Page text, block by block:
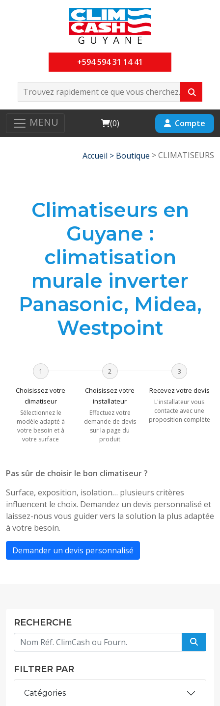
+594 594 31 14 41
MENU Cart
(0) Compte
Accueil > Boutique > CLIMATISEURS
Climatiseurs en
Guyane :
climatisation
murale inverter
Panasonic, Midea,
Westpoint
1
Choisissez votre
climatiseur
Sélectionnez le
modèle adapté à
votre besoin et à
votre surface
2
Choisissez votre
installateur
Effectuez votre
demande de devis
sur la page du
produit
3
Recevez votre devis
L'installateur vous
contacte avec une
proposition complète
Pas sûr de choisir le bon climatiseur ?
Surface, exposition, isolation… plusieurs critères
influencent le choix. Demandez un devis personnalisé et
laissez-nous vous guider vers la solution la plus adaptée
à votre besoin.
Demander un devis personnalisé
RECHERCHE
FILTRER PAR
Catégories